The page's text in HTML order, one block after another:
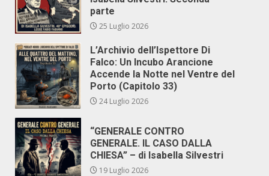
parte
25 Luglio 2026
L’Archivio dell’Ispettore Di
Falco: Un Incubo Arancione
Accende la Notte nel Ventre del
Porto (Capitolo 33)
24 Luglio 2026
“GENERALE CONTRO
GENERALE. IL CASO DALLA
CHIESA” – di Isabella Silvestri
19 Luglio 2026